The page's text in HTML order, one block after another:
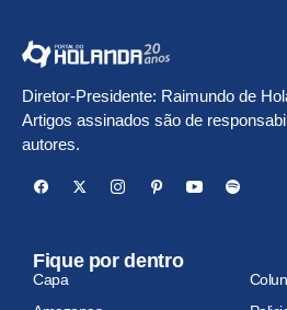
Diretor-Presidente: Raimundo de
Artigos assinados são de
autores.
Fique por dentro
Capa